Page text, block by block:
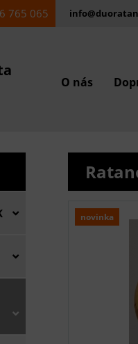
765 065
O nás
novinka